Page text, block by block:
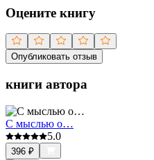
Оцените книгу
Опубликовать отзыв
книги автора
С мыслью о…
5.0
396 ₽